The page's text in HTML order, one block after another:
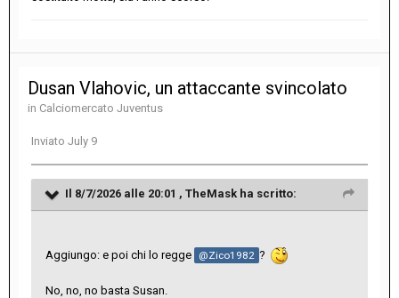
Dusan Vlahovic, un attaccante svincolato
in Calciomercato Juventus
Inviato July 9
Il 8/7/2026 alle 20:01 , TheMask ha scritto:
Aggiungo: e poi chi lo regge @Zico1982 ?
No, no, no basta Susan.